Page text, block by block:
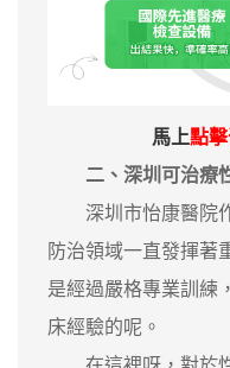
馬上點
二、深圳可治療
深圳市怡康醫院作
防治領域一直發揮著
是經過嚴格專業訓練
床經驗的呢。